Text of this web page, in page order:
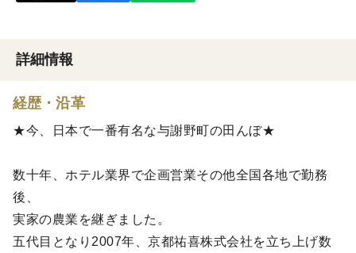
詳細情報
経歴・沿革
★今、日本で一番有名な与謝野町の田んぼ★
数十年、ホテル業界で企画営業その他全国各地で勤務
後、
実家の農業を継ぎました。
五代目となり2007年、京都祐喜株式会社を立ち上げ数